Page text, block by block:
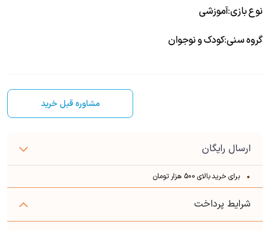
نوع بازی:آموزشی
گروه سنی:کودک و نوجوان
مشاوره قبل خرید
ارسال رایگان
برای خرید بالای 500 هزار تومان
شرایط پرداخت